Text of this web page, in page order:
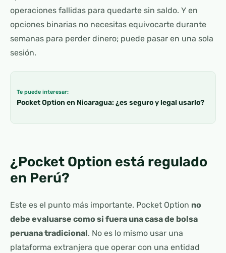
operaciones fallidas para quedarte sin saldo. Y en
opciones binarias no necesitas equivocarte durante
semanas para perder dinero; puede pasar en una sola
sesión.
Te puede interesar:
Pocket Option en Nicaragua: ¿es seguro y legal usarlo?
¿Pocket Option está regulado
en Perú?
Este es el punto más importante. Pocket Option no
debe evaluarse como si fuera una casa de bolsa
peruana tradicional. No es lo mismo usar una
plataforma extranjera que operar con una entidad